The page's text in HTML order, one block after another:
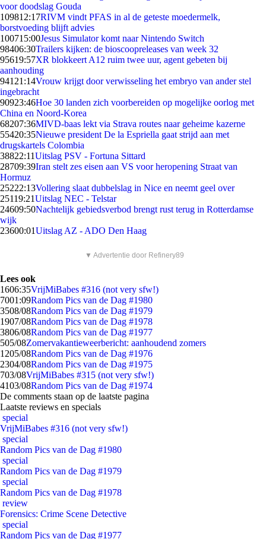
voor doodslag Gouda
109812:17RIVM vindt PFAS in al de geteste moedermelk,
borstvoeding blijft advies
100715:00Jesus Simulator komt naar Nintendo Switch
98406:30Trailers kijken: de bioscoopreleases van week 32
95619:57XR blokkeert A12 ruim twee uur, agent gebeten bij
aanhouding
941 21:14Vrouw krijgt door verwisseling het embryo van ander stel
ingebracht
90923:46Hoe 30 landen zich voorbereiden op mogelijke oorlog met
China en Noord-Korea
68207:36MIVD-baas lekt via Strava routes naar geheime kazerne
55420:35Nieuwe president De la Espriella gaat strijd aan met
drugskartels Colombia
38822:11Uitslag PSV - Fortuna Sittard
28709:39Iran stelt zes eisen aan VS voor heropening Straat van
Hormuz
25222:13Vollering slaat dubbelslag in Nice en neemt geel over
25119:21Uitslag NEC - Telstar
24609:50Nachtelijk gebiedsverbod brengt rust terug in Rotterdamse
wijk
23600:01Uitslag AZ - ADO Den Haag
▼ Advertentie door Refinery89
Lees ook
1606:35VrijMiBabes #316 (not very sfw!)
7001:09Random Pics van de Dag #1980
3508/08Random Pics van de Dag #1979
1907/08Random Pics van de Dag #1978
3806/08Random Pics van de Dag #1977
505/08Zomervakantieweerbericht: aanhoudend zomers
1205/08Random Pics van de Dag #1976
2304/08Random Pics van de Dag #1975
703/08VrijMiBabes #315 (not very sfw!)
4103/08Random Pics van de Dag #1974
De comments staan op de laatste pagina
Laatste reviews en specials
special
VrijMiBabes #316 (not very sfw!)
special
Random Pics van de Dag #1980
special
Random Pics van de Dag #1979
special
Random Pics van de Dag #1978
review
Forensics: Crime Scene Detective
special
Random Pics van de Dag #1977